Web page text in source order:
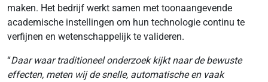
maken. Het bedrijf werkt samen met toonaangevende
academische instellingen om hun technologie continu te
verfijnen en wetenschappelijk te valideren.
“Daar waar traditioneel onderzoek kijkt naar de bewuste
effecten, meten wij de snelle, automatische en vaak